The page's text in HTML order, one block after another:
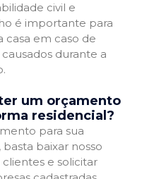
civil e
é importante para
casa em caso de
durante a
um orçamento
residencial?
para sua
baixar nosso
e solicitar